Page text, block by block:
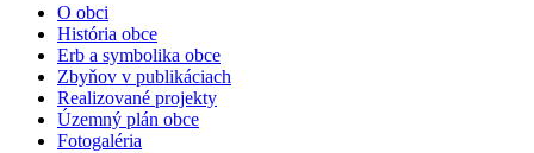
O obci
História obce
Erb a symbolika obce
Zbyňov v publikáciach
Realizované projekty
Územný plán obce
Fotogaléria